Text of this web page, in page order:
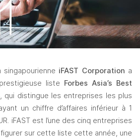
iFAST Corporation a
liste
Forbes Asia’s Best
, qui distingue les entreprises les plus
un chiffre d’affaires inférieur à 1
iFAST est l’une des cinq entreprises
figurer sur cette liste cette année, une